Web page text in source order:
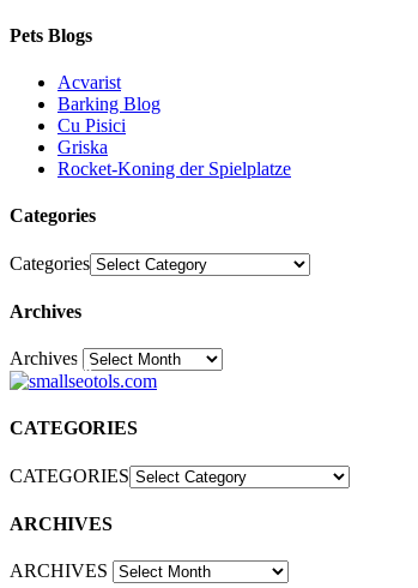
Pets Blogs
Acvarist
Barking Blog
Cu Pisici
Griska
Rocket-Koning der Spielplatze
Categories
Categories
Archives
Archives30
CATEGORIES
CATEGORIES
ARCHIVES
ARCHIVES